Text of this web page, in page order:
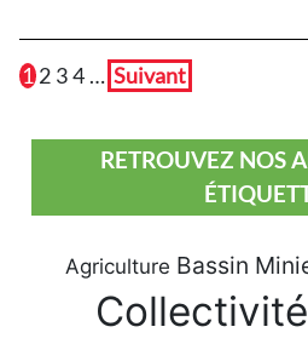
1 2 34 … Suivant
RETROUVEZ NOS
Agriculture Bassin